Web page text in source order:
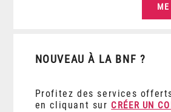
NOUVEAU À LA BNF ?
Profitez des services
en cliquant sur CRÉER UN